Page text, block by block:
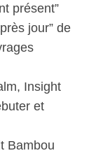
présent”
jour” de
Insight
et
Bambou